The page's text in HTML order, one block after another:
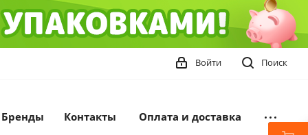
Поиск
Войти
Бренды Контакты Оплата и доставка